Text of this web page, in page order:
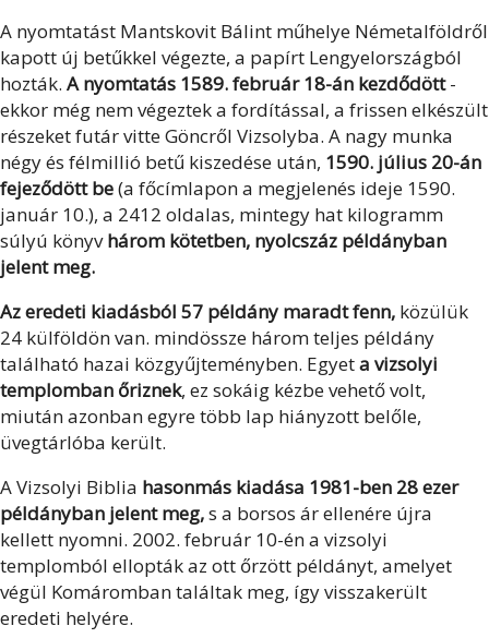
A nyomtatást Mantskovit Bálint műhelye Németalföldről
kapott új betűkkel végezte, a papírt Lengyelországból
hozták. A nyomtatás 1589. február 18-án kezdődött-
ekkor még nem végeztek a fordítással, a frissen elkészült
részeket futár vitte Göncről Vizsolyba. A nagy munka
négy és félmillió betű kiszedése után, 1590. július 20-án
fejeződött be(a főcímlapon a megjelenés ideje 1590.
január 10.), a 2412 oldalas, mintegy hat kilogramm
súlyú könyvhárom kötetben, nyolcszáz példányban
jelent meg.
Az eredeti kiadásból 57 példány maradt fenn, közülük
24 külföldön van. mindössze három teljes példány
található hazai közgyűjteményben. Egyeta vizsolyi
templomban őriznek, ez sokáig kézbe vehető volt,
miután azonban egyre több lap hiányzott belőle,
üvegtárlóba került.
A Vizsolyi Biblia hasonmás kiadása 1981-ben 28 ezer
példányban jelent meg,s a borsos ár ellenére újra
kellett nyomni. 2002. február 10-én a vizsolyi
templomból ellopták az ott őrzött példányt, amelyet
végül Komáromban találtak meg, így visszakerült
eredeti helyére.